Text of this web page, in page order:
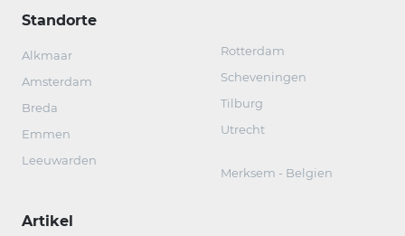
Standorte
Alkmaar
Amsterdam
Breda
Emmen
Leeuwarden
Rotterdam
Scheveningen
Tilburg
Utrecht
Merksem - Belgien
Artikel